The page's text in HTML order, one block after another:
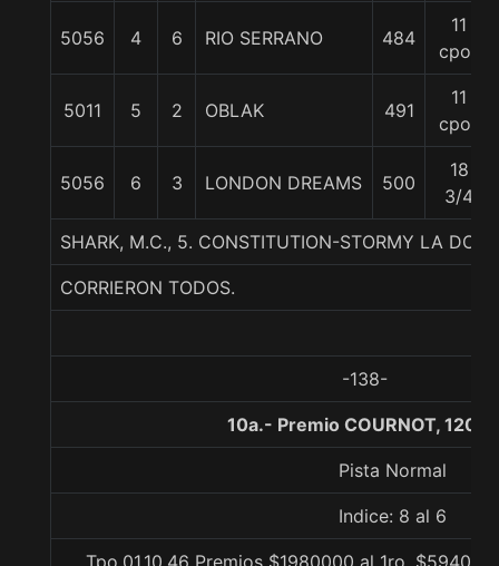
5056 4 6 RIO SERRANO 484
11
cpos
5011 5 2 OBLAK 491
11
cpos
5056 6 3 LONDON DREAMS 500
18
3/4
SHARK, M.C., 5. CONSTITUTION-STORMY LA
CORRIERON TODOS.
-138-
10a.- Premio COURNOT, 1200
Pista Normal
Indice: 8 al 6
Tpo.01.10.46 Premios $1980000 al 1ro,